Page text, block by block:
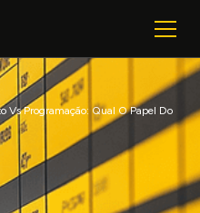
Vs Programação: Qual O Papel Do